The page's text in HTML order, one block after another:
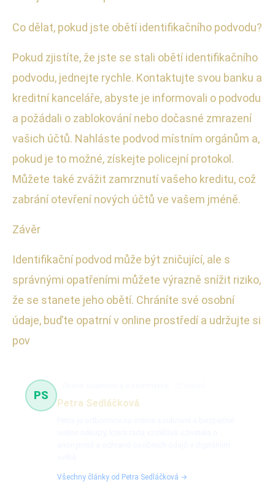
Co dělat, pokud jste obětí identifikačního podvodu?
Pokud zjistíte, že jste se stali obětí identifikačního
podvodu, jednejte rychle. Kontaktujte svou banku a
kreditní kanceláře, abyste je informovali o podvodu
a požádali o zablokování nebo dočasné zmrazení
vašich účtů. Nahláste podvod místním orgánům a,
pokud je to možné, získejte policejní protokol.
Můžete také zvážit zamrznutí vašeho kreditu, což
zabrání otevření nových účtů ve vašem jméně.
Závěr
Identifikační podvod může být zničující, ale s
správnými opatřeními můžete výrazně snížit riziko,
že se stanete jeho obětí. Chráníte své osobní
údaje, buďte opatrní v online prostředí a udržujte si
pov
PS
Petra Sedláčková
Všechny články od Petra Sedláčková →